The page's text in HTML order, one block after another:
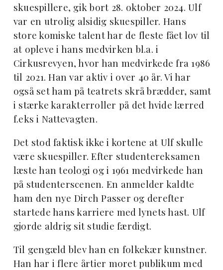
skuespillere, gik bort 28. oktober 2024. Ulf
var en utrolig alsidig skuespiller. Hans
store komiske talent har de fleste fået lov til
at opleve i hans medvirken bl.a. i
Cirkusrevyen, hvor han medvirkede fra 1986
til 2021. Han var aktiv i over 40 år. Vi har
også set ham på teatrets skrå brædder, samt
i stærke karakterroller på det hvide lærred
f.eks i Nattevagten.
Det stod faktisk ikke i kortene at Ulf skulle
være skuespiller. Efter studentereksamen
læste han teologi og i 1961 medvirkede han
på studenterscenen. En anmelder kaldte
ham den nye Dirch Passer og derefter
startede hans karriere med lynets hast. Ulf
gjorde aldrig sit studie færdigt.
Til gengæld blev han en folkekær kunstner.
Han har i flere årtier moret publikum med